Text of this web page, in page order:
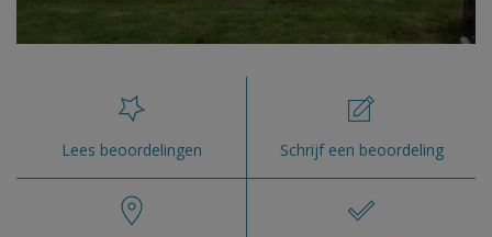
Lees beoordelingen Schrijf een beoordeling